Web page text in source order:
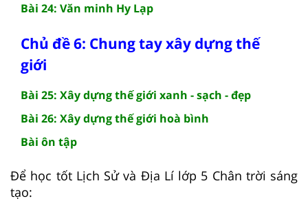
Bài 24: Văn minh Hy Lạp
Chủ đề 6: Chung tay xây dựng thế
giới
Bài 25: Xây dựng thế giới xanh - sạch - đẹp
Bài 26: Xây dựng thế giới hoà bình
Bài ôn tập
Để học tốt Lịch Sử và Địa Lí lớp 5 Chân trời sáng
tạo: